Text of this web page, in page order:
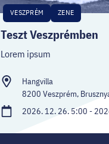
Teszt Veszprémben
VESZPRÉM ZENE
Lorem ipsum
Hangvilla
8200 Veszprém,
2026. 12. 26. 5:00 -